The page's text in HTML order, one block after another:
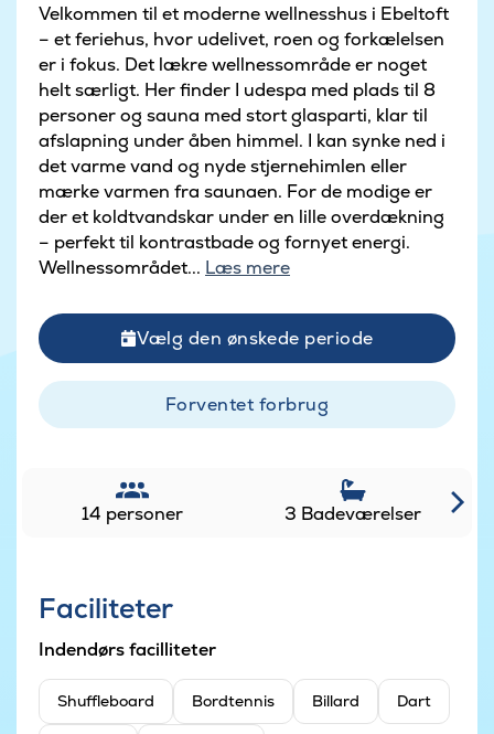
Velkommen til et moderne wellnesshus i Ebeltoft
– et feriehus, hvor udelivet, roen og forkælelsen
er i fokus. Det lækre wellnessområde er noget
helt særligt. Her finder I udespa med plads til 8
personer og sauna med stort glasparti, klar til
afslapning under åben himmel. I kan synke ned i
det varme vand og nyde stjernehimlen eller
mærke varmen fra saunaen. For de modige er
der et koldtvandskar under en lille overdækning
– perfekt til kontrastbade og fornyet energi.
Wellnessområdet... Læs mere
Vælg den ønskede periode
Forventet forbrug
14 personer 3 Badeværelser
Faciliteter
Indendørs facilliteter
Shuffleboard Bordtennis Billard Dart